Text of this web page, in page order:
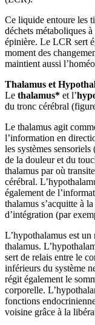
Ce liquide entoure les
déchets métaboliques
épinière. Le LCR sert
moment des
maintient aussi
Thalamus et
Le thalamus* et l’
du tronc cérébral
Le thalamus agit
l’information en
les systèmes
de la douleur et du
thalamus par où
cérébral.
également de
thalamus s’acquitte à
d’intégration (par
L’hypothalamus est un
thalamus.
sert de relais entre le
inférieurs du système
régit également le
corporelle.
fonctions
voisine grâce à la